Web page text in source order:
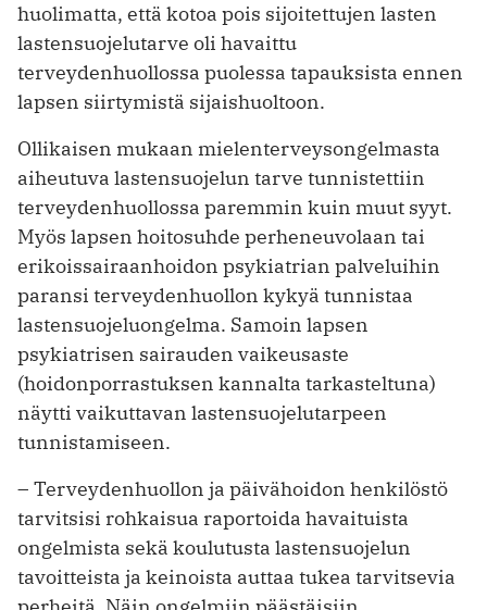
huolimatta, että kotoa pois sijoitettujen lasten
lastensuojelutarve oli havaittu
terveydenhuollossa puolessa tapauksista ennen
lapsen siirtymistä sijaishuoltoon.
Ollikaisen mukaan mielenterveysongelmasta
aiheutuva lastensuojelun tarve tunnistettiin
terveydenhuollossa paremmin kuin muut syyt.
Myös lapsen hoitosuhde perheneuvolaan tai
erikoissairaanhoidon psykiatrian palveluihin
paransi terveydenhuollon kykyä tunnistaa
lastensuojeluongelma. Samoin lapsen
psykiatrisen sairauden vaikeusaste
(hoidonporrastuksen kannalta tarkasteltuna)
näytti vaikuttavan lastensuojelutarpeen
tunnistamiseen.
– Terveydenhuollon ja päivähoidon henkilöstö
tarvitsisi rohkaisua raportoida havaituista
ongelmista sekä koulutusta lastensuojelun
tavoitteista ja keinoista auttaa tukea tarvitsevia